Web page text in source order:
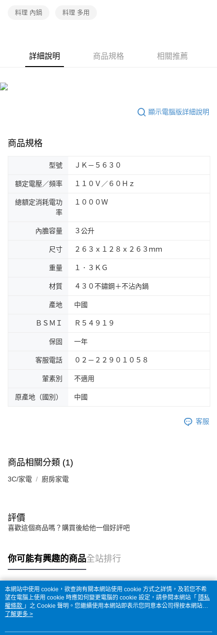
料理 內鍋 料理 多用
詳細說明 商品規格 相關推薦
顯示電腦版詳細說明
商品規格
型號 ＪＫ－５６３０
額定電壓／頻率 １１０Ｖ／６０Ｈｚ
總額定消耗電功
率
１０００Ｗ
內膽容量 ３公升
尺寸 ２６３ｘ１２８ｘ２６３ｍｍ
重量 １．３ＫＧ
材質 ４３０不鏽鋼＋不沾內鍋
產地 中國
ＢＳＭＩ Ｒ５４９１９
保固 一年
客服電話 ０２－２２９０１０５８
葷素別 不適用
原產地（國別） 中國
客服
商品相關分類 (1)
3C/家電 廚房家電
評價
喜歡這個商品嗎？購買後給他一個好評吧
你可能有興趣的商品全站排行
熱門標籤
本網站中使用 cookie，欲查詢有關本網站使用 cookie 方式之詳情，及若您不希
望在電腦上使用 cookie 時應如何變更電腦的 cookie 設定，請參閱本網站「 隱私
權條款 」之 Cookie 聲明。您繼續使用本網站即表示您同意本公司得按本網站使
用條款之 Cookie 聲明使用 cookie。
了解更多 >